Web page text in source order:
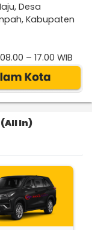
Desa
Kabupaten
– 17.00 WIB
In)